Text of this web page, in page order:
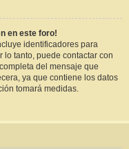
en este foro!
identificadores para
tanto, puede contactar con
del mensaje que
ya que contiene los datos
tomará medidas.